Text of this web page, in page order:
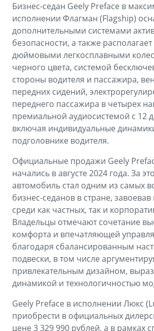
Бизнес-седан Geely Preface в
исполнении Флагман (Flagship)
дополнительными системами
безопасности, а также
дюймовыми легкосплавными
черного цвета, системой
стороны водителя и пассажира,
передних сидений,
переднего пассажира в четырех
премиальной аудиосистемой с 12
включая индивидуальные
подголовнике водителя.
Официальные продажи Geely
начались в августе 2024 года. За
автомобиль стал одним из самых
бизнес-седанов в стране,
среди как частных, так и
Владельцы отмечают сочетание
комфорта и впечатляющей
благодаря сбалансированным
подвески, в том числе
привлекательным дизайном,
динамикой и технологичностью
Geely Preface в исполнении Люкс
приобрести в официальных
цене 3 329 990 рублей, а в рамках